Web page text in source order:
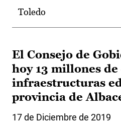
Toledo
El Consejo de
hoy 13 millones
infraestructuras
provincia de
17 de Diciembre de 2019